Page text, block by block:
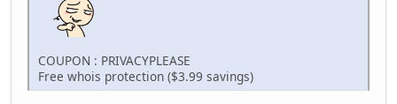
COUPON : PRIVACYPLEASE
Free whois protection ($3.99 savings)